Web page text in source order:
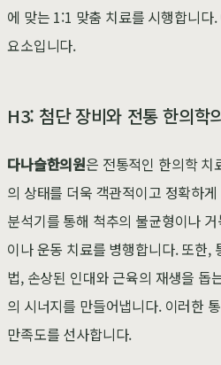
에 맞는 1:1 맞춤 치료를 시행합니
요소입니다.
H3: 첨단 장비와 전통 한의학
다나슬한의원은 전통적인 한의학
의 상태를 더욱 객관적이고 정확하
분석기를 통해 척추의 불균형이나
이나 운동 치료를 병행합니다. 또한,
법, 손상된 인대와 근육의 재생을 돕
의 시너지를 만들어냅니다. 이러한
만족도를 선사합니다.